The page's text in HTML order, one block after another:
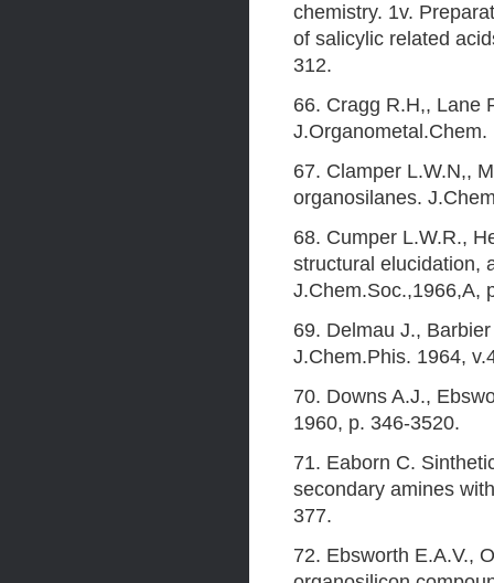
chemistry. 1v.
of salicylic related
312.
66. Cragg R.H,, Lane
67. Clamper L.W.N,,
organosilanes.
68. Cumper L.W.R.,
structural elucidation,
J.Chem.Soc.,1966,A,
69. Delmau J.,
J.Chem.Phis. 1964,
70. Downs A.J.,
1960, p. 346-3520.
71. Eaborn C.
secondary amines
377.
72. Ebsworth E.A.V.,